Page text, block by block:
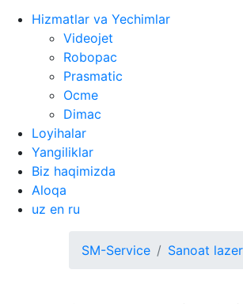
Hizmatlar va Yechimlar
Videojet
Robopac
Prasmatic
Ocme
Dimac
Loyihalar
Yangiliklar
Biz haqimizda
Aloqa
uz en ru
SM-Service Sanoat